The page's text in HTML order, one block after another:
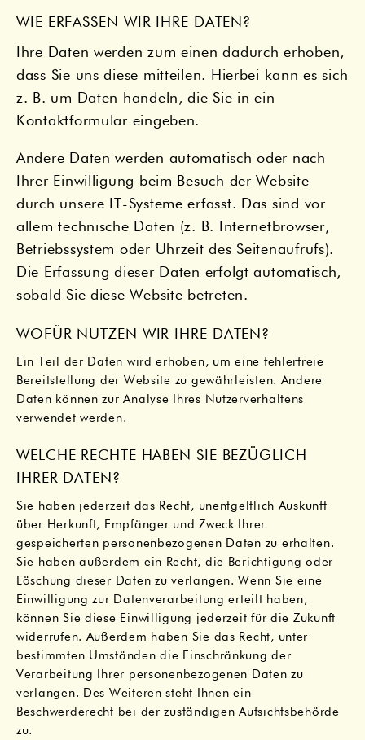
WIE ERFASSEN WIR IHRE DATEN?
Ihre Daten werden zum einen dadurch erhoben,
dass Sie uns diese mitteilen. Hierbei kann es sich
z. B. um Daten handeln, die Sie in ein
Kontaktformular eingeben.
Andere Daten werden automatisch oder nach
Ihrer Einwilligung beim Besuch der Website
durch unsere IT-Systeme erfasst. Das sind vor
allem technische Daten (z. B. Internetbrowser,
Betriebssystem oder Uhrzeit des Seitenaufrufs).
Die Erfassung dieser Daten erfolgt automatisch,
sobald Sie diese Website betreten.
WOFÜR NUTZEN WIR IHRE DATEN?
Ein Teil der Daten wird erhoben, um eine fehlerfreie
Bereitstellung der Website zu gewährleisten. Andere
Daten können zur Analyse Ihres Nutzerverhaltens
verwendet werden.
WELCHE RECHTE HABEN SIE BEZÜGLICH
IHRER DATEN?
Sie haben jederzeit das Recht, unentgeltlich Auskunft
über Herkunft, Empfänger und Zweck Ihrer
gespeicherten personenbezogenen Daten zu erhalten.
Sie haben außerdem ein Recht, die Berichtigung oder
Löschung dieser Daten zu verlangen. Wenn Sie eine
Einwilligung zur Datenverarbeitung erteilt haben,
können Sie diese Einwilligung jederzeit für die Zukunft
widerrufen. Außerdem haben Sie das Recht, unter
bestimmten Umständen die Einschränkung der
Verarbeitung Ihrer personenbezogenen Daten zu
verlangen. Des Weiteren steht Ihnen ein
Beschwerderecht bei der zuständigen Aufsichtsbehörde
zu.